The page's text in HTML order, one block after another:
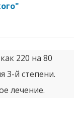
220 на 80
3-й степени.
лечение.